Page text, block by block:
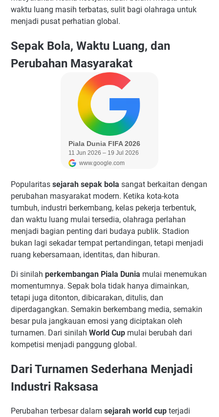
waktu luang masih terbatas, sulit bagi olahraga untuk
menjadi pusat perhatian global.
Sepak Bola, Waktu Luang, dan
Perubahan Masyarakat
Popularitas sejarah sepak bola sangat berkaitan dengan
perubahan masyarakat modern. Ketika kota-kota
tumbuh, industri berkembang, kelas pekerja terbentuk,
dan waktu luang mulai tersedia, olahraga perlahan
menjadi bagian penting dari budaya publik. Stadion
bukan lagi sekadar tempat pertandingan, tetapi menjadi
ruang kebersamaan, identitas, dan hiburan.
Di sinilah perkembangan Piala Dunia mulai menemukan
momentumnya. Sepak bola tidak hanya dimainkan,
tetapi juga ditonton, dibicarakan, ditulis, dan
diperdagangkan. Semakin berkembang media, semakin
besar pula jangkauan emosi yang diciptakan oleh
turnamen. Dari sinilah World Cup mulai berubah dari
kompetisi menjadi panggung global.
Dari Turnamen Sederhana Menjadi
Industri Raksasa
Perubahan terbesar dalam sejarah world cup terjadi